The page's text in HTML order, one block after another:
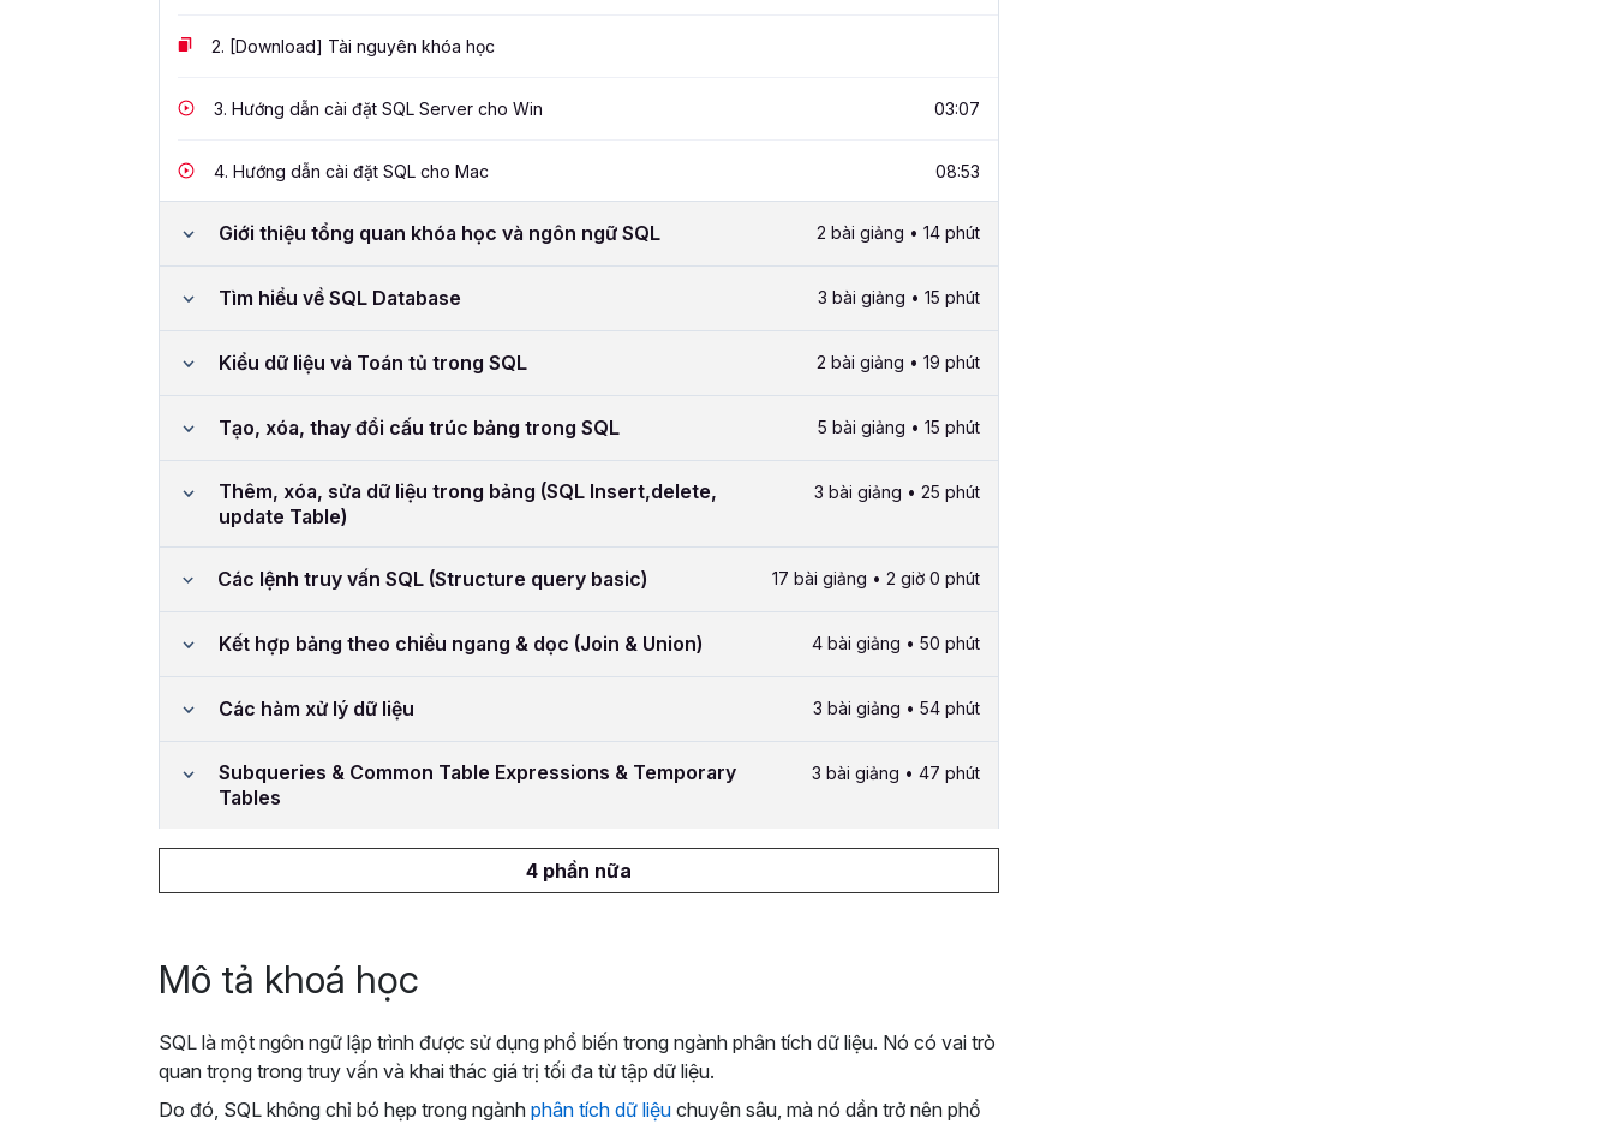
2. [Download] Tài nguyên khóa học
3. Hướng dẫn cài đặt SQL Server cho Win 03:07
4. Hướng dẫn cài đặt SQL cho Mac 08:53
Giới thiệu tổng quan khóa học và ngôn ngữ SQL 2 bài giảng • 14 phút
Tìm hiểu về SQL Database 3 bài giảng • 15 phút
Kiểu dữ liệu và Toán tủ trong SQL 2 bài giảng • 19 phút
Tạo, xóa, thay đổi cấu trúc bảng trong SQL 5 bài giảng • 15 phút
Thêm, xóa, sửa dữ liệu trong bảng (SQL Insert,delete,
update Table)
3 bài giảng • 25 phút
Các lệnh truy vấn SQL (Structure query basic) 17 bài giảng • 2 giờ 0 phút
Kết hợp bảng theo chiều ngang & dọc (Join & Union) 4 bài giảng • 50 phút
Các hàm xử lý dữ liệu 3 bài giảng • 54 phút
Subqueries & Common Table Expressions & Temporary
Tables
3 bài giảng • 47 phút
4 phần nữa
Mô tả khoá học
SQL là một ngôn ngữ lập trình được sử dụng phổ biến trong ngành phân tích dữ liệu. Nó có vai trò
quan trọng trong truy vấn và khai thác giá trị tối đa từ tập dữ liệu.
Do đó, SQL không chỉ bó hẹp trong ngành phân tích dữ liệu chuyên sâu, mà nó dần trở nên phổ